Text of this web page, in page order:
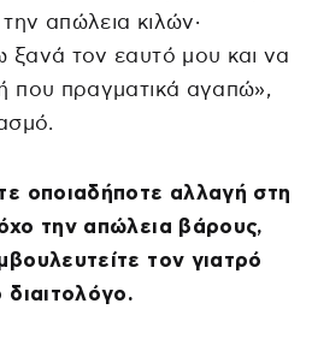
απώλεια κιλών·
τον εαυτό μου και να
που πραγματικά αγαπώ»,
οποιαδήποτε αλλαγή στη
την απώλεια βάρους,
τον γιατρό
διαιτολόγο.